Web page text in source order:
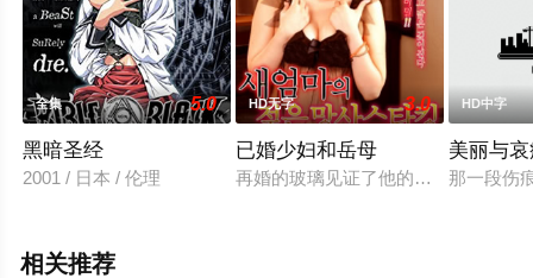
平台了解。
全集 5.0
黑暗圣经
2001 / 日本 / 伦理
HD无字 3.0
已婚少妇和岳母
再婚的玻璃见证了他的继母在他的内
HD中字
美丽与
那一段伤
相关推荐